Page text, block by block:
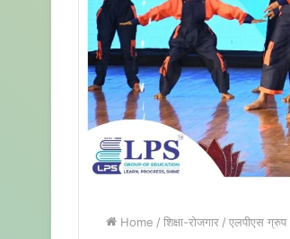
Home / शिक्षा-रोजगार / एलपीएस ग्रुप